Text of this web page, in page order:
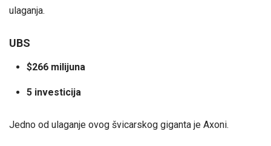
ulaganja.
UBS
$266 milijuna
5 investicija
Jedno od ulaganje ovog švicarskog giganta je Axoni.